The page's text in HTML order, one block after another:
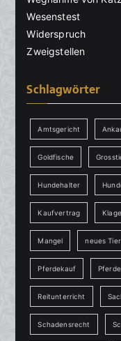
Wesenstest
Widerspruch
Zweigstellen
Schlagwörter
Amtsgericht
Goldfische
Hundehalter
Kaufvertrag Klage
Mangel neues Tier
Pferdekauf
Reitunterricht
Schadensrecht